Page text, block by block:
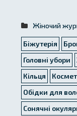
Жіночий
Біжутерія
Головні убори
Кільця
Обідки для
Сонячні